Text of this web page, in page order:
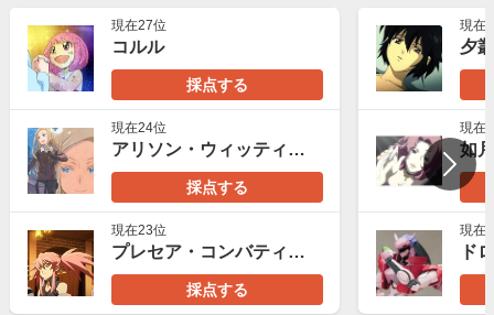
現在27位
コルル
採点する
現在24位
アリソン・ウィッティングトン（アリソンとリリア）
採点する
現在23位
プレセア・コンバティール
採点する
現在
夕
現在
如
現在